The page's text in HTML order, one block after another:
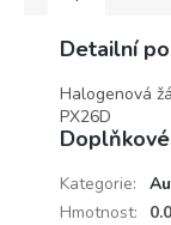
Detailní
Halogenová
PX26D
Kategorie:
Hmotnost: